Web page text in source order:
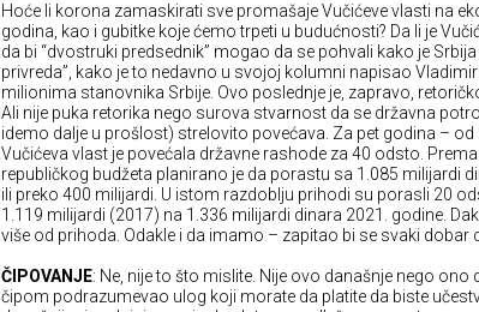
Hoće li korona zamaskirati sve promašaje Vučićeve vlasti na
godina, kao i gubitke koje ćemo trpeti u budućnosti? Da li je
da bi “dvostruki predsednik” mogao da se pohvali kako je
privreda”, kako je to nedavno u svojoj kolumni napisao
milionima stanovnika Srbije. Ovo poslednje je, zapravo,
Ali nije puka retorika nego surova stvarnost da se državna
idemo dalje u prošlost) strelovito povećava. Za pet godina –
Vučićeva vlast je povećala državne rashode za 40 odsto.
republičkog budžeta planirano je da porastu sa 1.085 milijardi
ili preko 400 milijardi. U istom razdoblju prihodi su porasli 20
1.119 milijardi (2017) na 1.336 milijardi dinara 2021. godine.
više od prihoda. Odakle i da imamo – zapitao bi se svaki dobar
ČIPOVANJE: Ne, nije to što mislite. Nije ovo današnje nego ono
čipom podrazumevao ulog koji morate da platite da biste